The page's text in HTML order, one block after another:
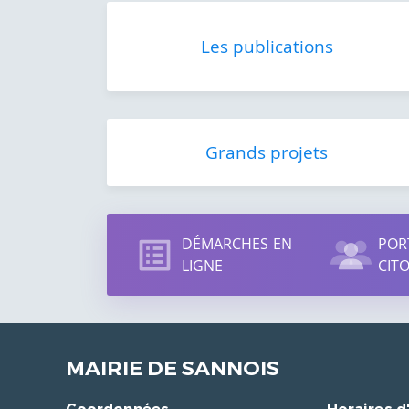
Les publications
Grands projets
direct
DÉMARCHES EN
LIGNE
MAIRIE DE SANNOIS